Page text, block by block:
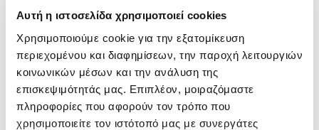
Αυτή η ιστοσελίδα χρησιμοποιεί cookies
Χρησιμοποιούμε cookie για την εξατομίκευση
περιεχομένου και διαφημίσεων, την παροχή λειτουργιών
κοινωνικών μέσων και την ανάλυση της
επισκεψιμότητάς μας. Επιπλέον, μοιραζόμαστε
πληροφορίες που αφορούν τον τρόπο που
χρησιμοποιείτε τον ιστότοπό μας με συνεργάτες
Sneakers
59,00 €
89,00 €
Imac Sneakers
59,00 €
89,00 €